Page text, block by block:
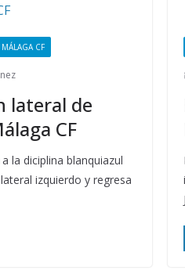
CF
lateral de
CF
la diciplina blanquiazul
izquierdo y regresa